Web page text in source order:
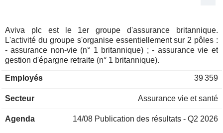
Aviva plc est le 1er groupe d'assurance britannique.
L'activité du groupe s'organise essentiellement sur 2 pôles :
- assurance non-vie (n° 1 britannique) ; - assurance vie et
gestion d'épargne retraite (n° 1 britannique).
Employés 39 359
Secteur Assurance vie et santé
Agenda 14/08 Publication des résultats - Q2 2026